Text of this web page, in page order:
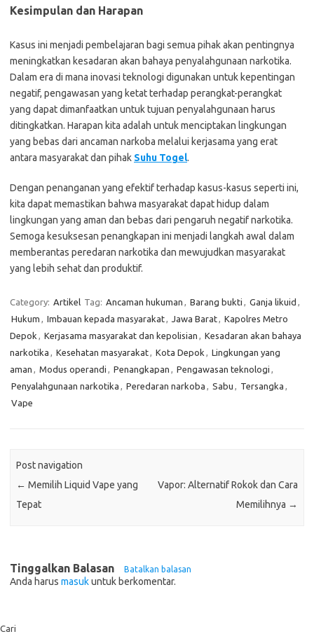
Kesimpulan dan Harapan
Kasus ini menjadi pembelajaran bagi semua pihak akan pentingnya
meningkatkan kesadaran akan bahaya penyalahgunaan narkotika.
Dalam era di mana inovasi teknologi digunakan untuk kepentingan
negatif, pengawasan yang ketat terhadap perangkat-perangkat
yang dapat dimanfaatkan untuk tujuan penyalahgunaan harus
ditingkatkan. Harapan kita adalah untuk menciptakan lingkungan
yang bebas dari ancaman narkoba melalui kerjasama yang erat
antara masyarakat dan pihak Suhu Togel.
Dengan penanganan yang efektif terhadap kasus-kasus seperti ini,
kita dapat memastikan bahwa masyarakat dapat hidup dalam
lingkungan yang aman dan bebas dari pengaruh negatif narkotika.
Semoga kesuksesan penangkapan ini menjadi langkah awal dalam
memberantas peredaran narkotika dan mewujudkan masyarakat
yang lebih sehat dan produktif.
Category: Artikel Tag: Ancaman hukuman , Barang bukti , Ganja likuid ,
Hukum , Imbauan kepada masyarakat, Jawa Barat, Kapolres Metro
Depok , Kerjasama masyarakat dan kepolisian , Kesadaran akan bahaya
narkotika , Kesehatan masyarakat, Kota Depok , Lingkungan yang
aman , Modus operandi , Penangkapan , Pengawasan teknologi ,
Penyalahgunaan narkotika , Peredaran narkoba , Sabu , Tersangka ,
Vape
Post navigation
← Memilih Liquid Vape yang
Tepat
Vapor: Alternatif Rokok dan Cara
Memilihnya →
Tinggalkan Balasan Batalkan balasan
Anda harus masukuntuk berkomentar.
Cari